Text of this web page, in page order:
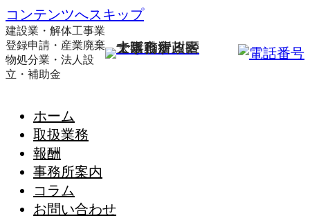
コンテンツへスキップ
建設業・解体工事業
登録申請・産業廃棄
物処分業・法人設
立・補助金
ホーム
取扱業務
報酬
事務所案内
コラム
お問い合わせ